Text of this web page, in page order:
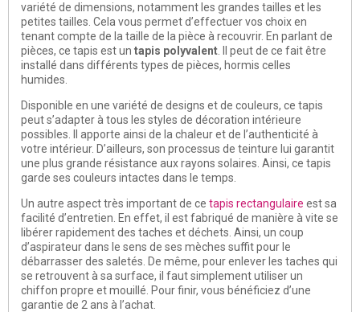
variété de dimensions, notamment les grandes tailles et les
petites tailles. Cela vous permet d’effectuer vos choix en
tenant compte de la taille de la pièce à recouvrir. En parlant de
pièces, ce tapis est un tapis polyvalent . Il peut de ce fait être
installé dans différents types de pièces, hormis celles
humides.
Disponible en une variété de designs et de couleurs, ce tapis
peut s’adapter à tous les styles de décoration intérieure
possibles. Il apporte ainsi de la chaleur et de l’authenticité à
votre intérieur. D’ailleurs, son processus de teinture lui garantit
une plus grande résistance aux rayons solaires. Ainsi, ce tapis
garde ses couleurs intactes dans le temps.
Un autre aspect très important de ce tapis rectangulaire est sa
facilité d’entretien. En effet, il est fabriqué de manière à vite se
libérer rapidement des taches et déchets. Ainsi, un coup
d’aspirateur dans le sens de ses mèches suffit pour le
débarrasser des saletés. De même, pour enlever les taches qui
se retrouvent à sa surface, il faut simplement utiliser un
chiffon propre et mouillé. Pour finir, vous bénéficiez d’une
garantie de 2 ans à l’achat.